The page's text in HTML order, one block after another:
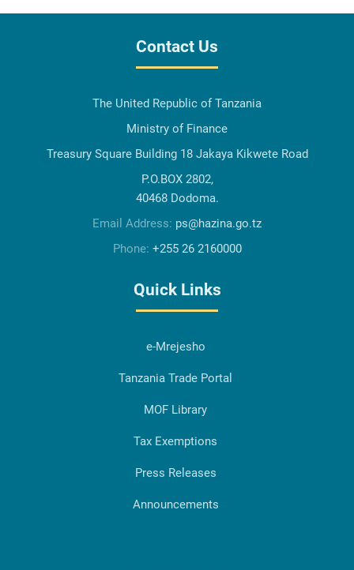
Contact Us
The United Republic of Tanzania
Ministry of Finance
Treasury Square Building 18 Jakaya Kikwete Road
P.O.BOX 2802,
40468 Dodoma.
Email Address: ps@hazina.go.tz
Phone: +255 26 2160000
Quick Links
e-Mrejesho
Tanzania Trade Portal
MOF Library
Tax Exemptions
Press Releases
Announcements